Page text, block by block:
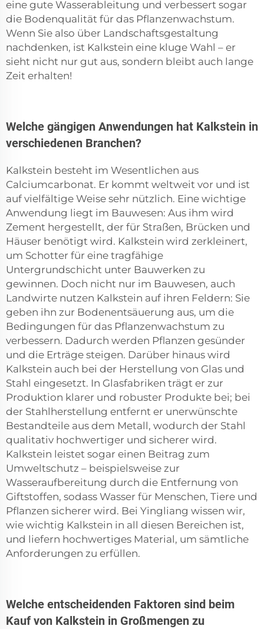
eine gute Wasserableitung und verbessert sogar
die Bodenqualität für das Pflanzenwachstum.
Wenn Sie also über Landschaftsgestaltung
nachdenken, ist Kalkstein eine kluge Wahl – er
sieht nicht nur gut aus, sondern bleibt auch lange
Zeit erhalten!
Welche gängigen Anwendungen hat Kalkstein in
verschiedenen Branchen?
Kalkstein besteht im Wesentlichen aus
Calciumcarbonat. Er kommt weltweit vor und ist
auf vielfältige Weise sehr nützlich. Eine wichtige
Anwendung liegt im Bauwesen: Aus ihm wird
Zement hergestellt, der für Straßen, Brücken und
Häuser benötigt wird. Kalkstein wird zerkleinert,
um Schotter für eine tragfähige
Untergrundschicht unter Bauwerken zu
gewinnen. Doch nicht nur im Bauwesen, auch
Landwirte nutzen Kalkstein auf ihren Feldern: Sie
geben ihn zur Bodenentsäuerung aus, um die
Bedingungen für das Pflanzenwachstum zu
verbessern. Dadurch werden Pflanzen gesünder
und die Erträge steigen. Darüber hinaus wird
Kalkstein auch bei der Herstellung von Glas und
Stahl eingesetzt. In Glasfabriken trägt er zur
Produktion klarer und robuster Produkte bei; bei
der Stahlherstellung entfernt er unerwünschte
Bestandteile aus dem Metall, wodurch der Stahl
qualitativ hochwertiger und sicherer wird.
Kalkstein leistet sogar einen Beitrag zum
Umweltschutz – beispielsweise zur
Wasseraufbereitung durch die Entfernung von
Giftstoffen, sodass Wasser für Menschen, Tiere und
Pflanzen sicherer wird. Bei Yingliang wissen wir,
wie wichtig Kalkstein in all diesen Bereichen ist,
und liefern hochwertiges Material, um sämtliche
Anforderungen zu erfüllen.
Welche entscheidenden Faktoren sind beim
Kauf von Kalkstein in Großmengen zu